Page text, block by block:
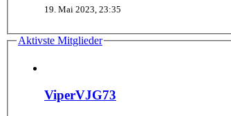
19. Mai 2023, 23:35
Aktivste Mitglieder
ViperVJG73